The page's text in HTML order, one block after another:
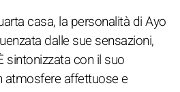
casa, la personalità di Ayo
dalle sue sensazioni,
sintonizzata con il suo
atmosfere affettuose e